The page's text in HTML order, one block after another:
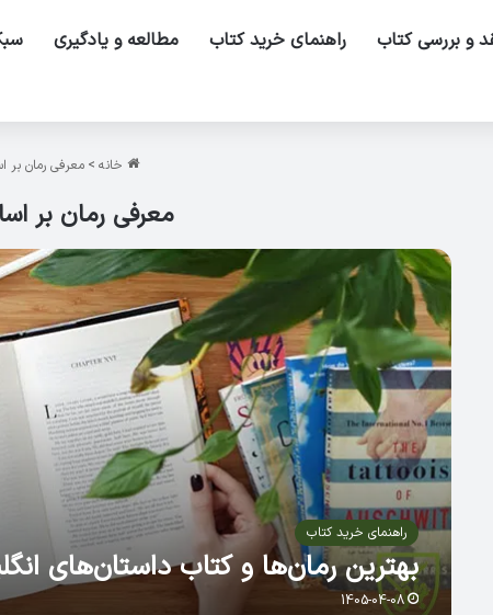
و بررسی کتاب راهنمای خرید کتاب مطالعه و یادگیری
خانه > معرفی رمان
معرفی رمان بر
راهنمای خرید کتاب
بهترین رمان‌ها و کتاب داستان‌های
1405-04-08